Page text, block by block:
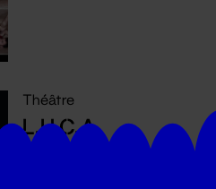
Théâtre
L.U.C.A.